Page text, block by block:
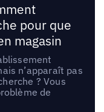
pour que
magasin
n’apparaît pas
? Vous
de